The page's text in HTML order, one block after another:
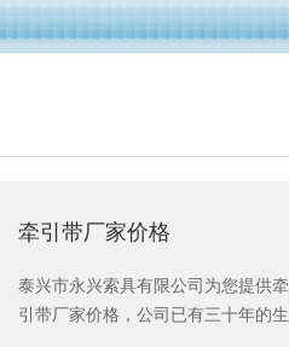
牵引带厂家价格
泰兴市永兴索具有限公司为您提供牵
引带厂家价格，公司已有三十年的生